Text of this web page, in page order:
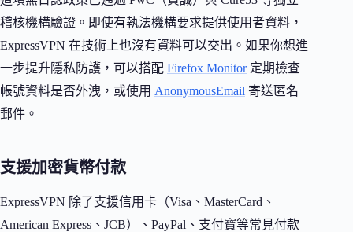
稽核機構驗證。即使有執法機構要求提供使用者資料，
ExpressVPN 在技術上也沒有資料可以交出。如果你想進
一步提升隱私防護，可以搭配 Firefox Monitor定期檢查
帳號資料是否外洩，或使用 AnonymousEmail 寄送匿名
郵件。
支援加密貨幣付款
ExpressVPN 除了支援信用卡（Visa、MasterCard、
American Express、JCB）、PayPal、支付寶等常見付款